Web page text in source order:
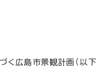
広島市景観計画（以下